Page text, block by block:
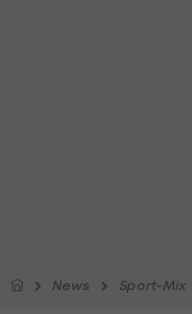
News Sport-Mix